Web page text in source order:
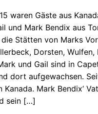
waren Gäste aus
und Mark Bendix aus
Stätten von Marks
Dorsten, Wulfen,
und Gail sind in
dort aufgewachsen.
Kanada. Mark Bendix‘
sein […]